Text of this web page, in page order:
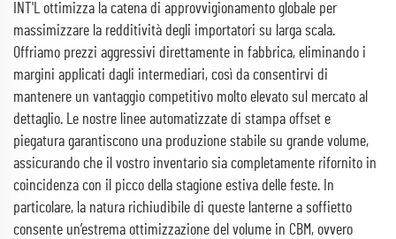
INT'L ottimizza la catena di approvvigionamento globale per
massimizzare la redditività degli importatori su larga scala.
Offriamo prezzi aggressivi direttamente in fabbrica, eliminando i
margini applicati dagli intermediari, così da consentirvi di
mantenere un vantaggio competitivo molto elevato sul mercato al
dettaglio. Le nostre linee automatizzate di stampa offset e
piegatura garantiscono una produzione stabile su grande volume,
assicurando che il vostro inventario sia completamente rifornito in
coincidenza con il picco della stagione estiva delle feste. In
particolare, la natura richiudibile di queste lanterne a soffietto
consente un’estrema ottimizzazione del volume in CBM, ovvero